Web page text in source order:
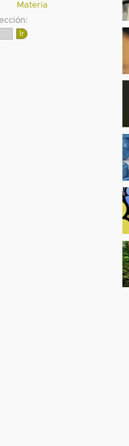
Materia